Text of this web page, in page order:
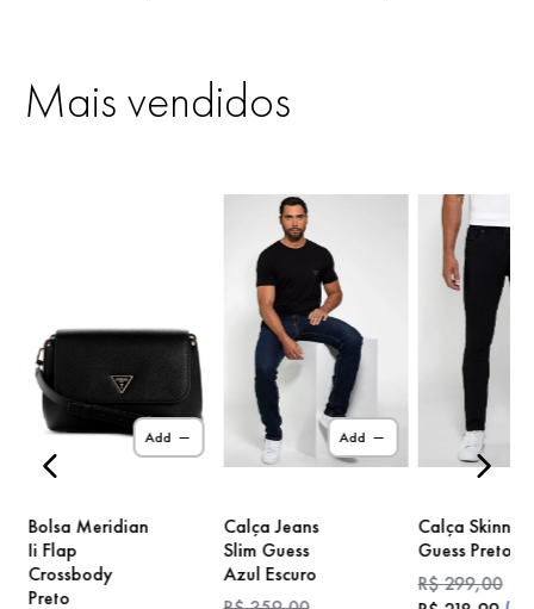
Mais vendidos
Add
Bolsa Meridian
Ii Flap
Crossbody
Preto
Add
Calça Jeans
Slim Guess
Azul Escuro
Calça Skinny
Guess Preto
R$299,00